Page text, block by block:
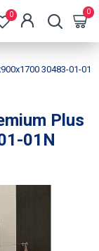
0 0
30483-01-01
Plus
01N